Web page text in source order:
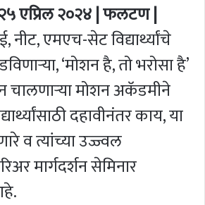
एप्रिल २०२४ | फलटण |
नीट, एमएच-सेट विद्यार्थ्यांचे
‘मोशन है, तो भरोसा है’
चालणार्‍या मोशन अकॅडमीने
दहावीनंतर काय, या
व त्यांच्या उज्ज्वल
मार्गदर्शन सेमिनार